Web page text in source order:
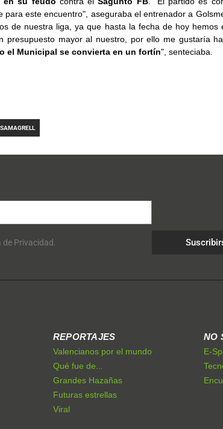
para este encuentro", aseguraba el entrenador a
de nuestra liga, ya que hasta la fecha de hoy hemos
presupuesto mayor al nuestro, por ello me gustaría
el Municipal se convierta en un fortín", senteciaba.
Privacidad.
REPORTAJES
Valencianos por el mundo
Qué fue de...
Grandes Hazañas
Futuras estrellas
Viral
NO
E-